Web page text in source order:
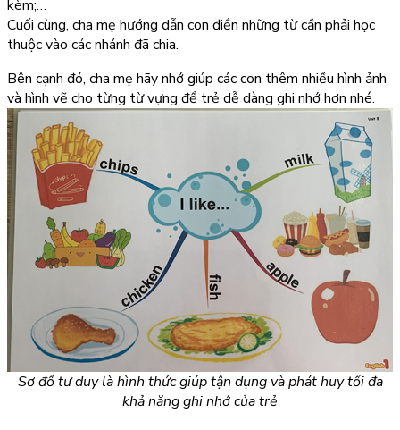
kèm;…
Cuối cùng, cha mẹ hướng dẫn con điền những từ cần phải học
thuộc vào các nhánh đã chia.
Bên cạnh đó, cha mẹ hãy nhớ giúp các con thêm nhiều hình ảnh
và hình vẽ cho từng từ vựng để trẻ dễ dàng ghi nhớ hơn nhé.
Sơ đồ tư duy là hình thức giúp tận dụng và phát huy tối đa
khả năng ghi nhớ của trẻ